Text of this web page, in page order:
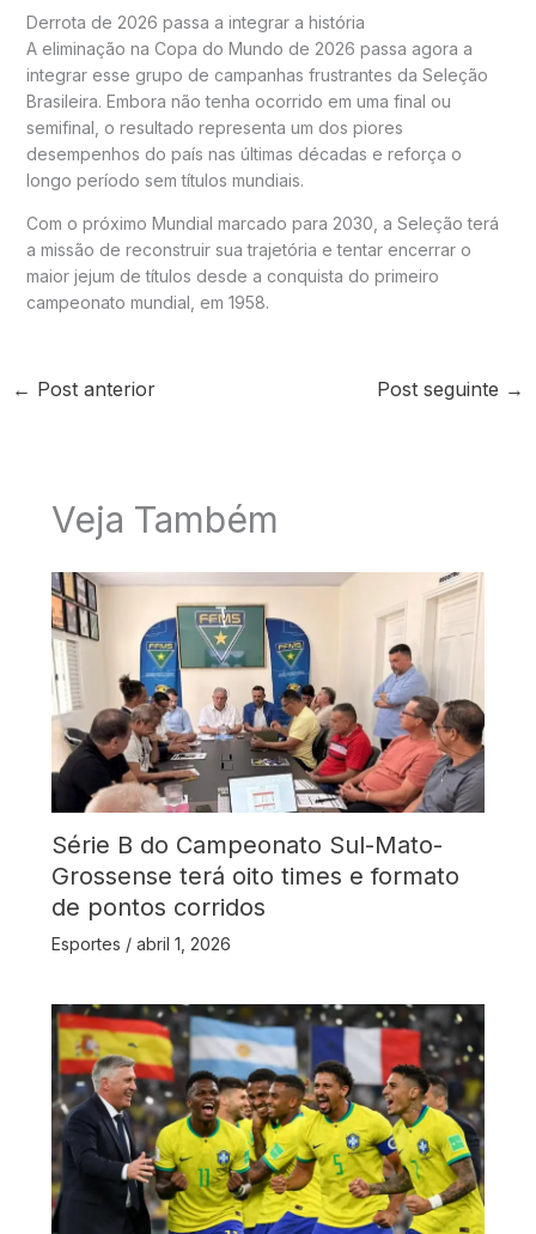
Derrota de 2026 passa a integrar a história
A eliminação na Copa do Mundo de 2026 passa agora a
integrar esse grupo de campanhas frustrantes da Seleção
Brasileira. Embora não tenha ocorrido em uma final ou
semifinal, o resultado representa um dos piores
desempenhos do país nas últimas décadas e reforça o
longo período sem títulos mundiais.
Com o próximo Mundial marcado para 2030, a Seleção terá
a missão de reconstruir sua trajetória e tentar encerrar o
maior jejum de títulos desde a conquista do primeiro
campeonato mundial, em 1958.
← Post anterior Post seguinte →
Veja Também
Série B do Campeonato Sul-Mato-
Grossense terá oito times e formato
de pontos corridos
Esportes / abril 1, 2026